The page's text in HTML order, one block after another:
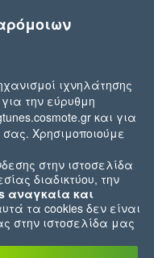
ιχνηλάτησης
την εύρυθμη
και για
σας. Χρησιμοποιούμε
στην ιστοσελίδα
διαδικτύου, την
αναγκαία και
τα cookies δεν είναι
στην ιστοσελίδα μας
που αφορούν